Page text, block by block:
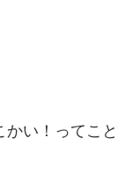
い！ってこと